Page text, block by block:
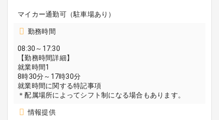
マイカー通勤可（駐車場あり）
勤務時間
08:30～17:30
【勤務時間詳細】
就業時間1
8時30分～17時30分
就業時間に関する特記事項
＊配属場所によってシフト制になる場合もあります。
情報提供